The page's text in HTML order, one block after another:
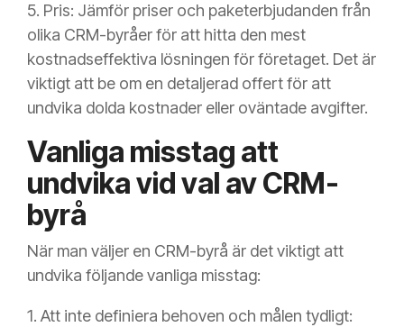
5. Pris: Jämför priser och paketerbjudanden från
olika CRM-byråer för att hitta den mest
kostnadseffektiva lösningen för företaget. Det är
viktigt att be om en detaljerad offert för att
undvika dolda kostnader eller oväntade avgifter.
Vanliga misstag att
undvika vid val av CRM-
byrå
När man väljer en CRM-byrå är det viktigt att
undvika följande vanliga misstag:
1. Att inte definiera behoven och målen tydligt: